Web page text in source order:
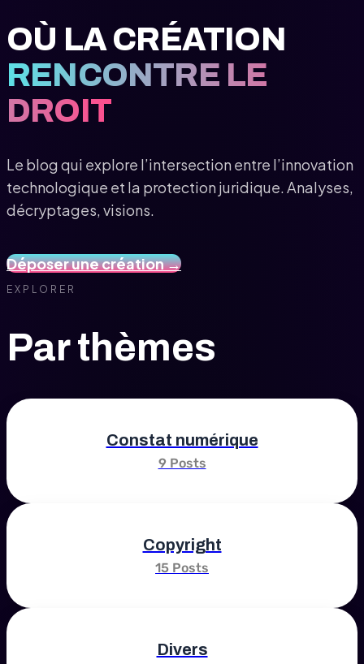
OÙ LA CRÉATION
RENCONTRE LE
DROIT
Le blog qui explore l’intersection entre l’innovation
technologique et la protection juridique. Analyses,
décryptages, visions.
Déposer une création →
EXPLORER
Par thèmes
Constat numérique
9 Posts
Copyright
15 Posts
Divers